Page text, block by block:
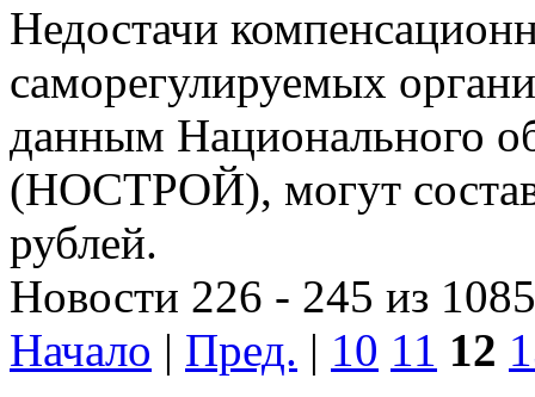
Недостачи
саморегулируемых
данным Национального
(НОСТРОЙ), могут
рублей.
Новости 226 - 245 из 1085
Начало | Пред. | 10 11 12